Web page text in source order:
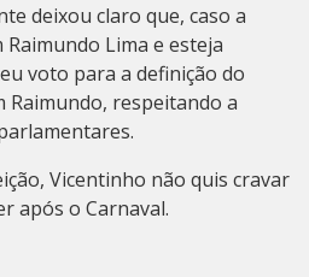
deixou claro que, caso a
Lima e esteja
voto para a definição do
Raimundo, respeitando a
Vicentinho não quis cravar
após o Carnaval.